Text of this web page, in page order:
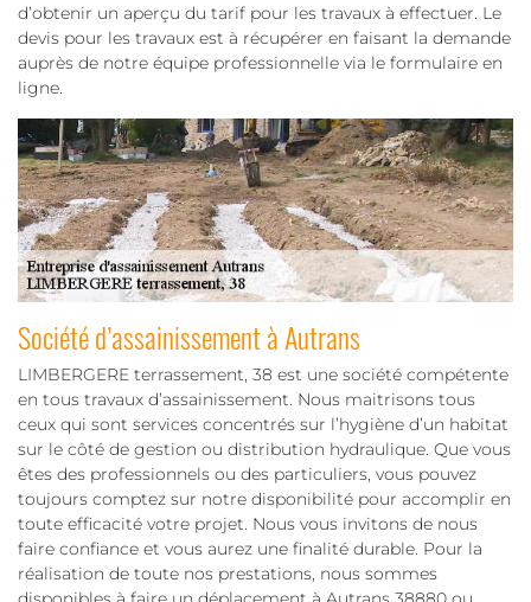
d’obtenir un aperçu du tarif pour les travaux à effectuer. Le
devis pour les travaux est à récupérer en faisant la demande
auprès de notre équipe professionnelle via le formulaire en
ligne.
Société d’assainissement à Autrans
LIMBERGERE terrassement, 38 est une société compétente
en tous travaux d’assainissement. Nous maitrisons tous
ceux qui sont services concentrés sur l’hygiène d’un habitat
sur le côté de gestion ou distribution hydraulique. Que vous
êtes des professionnels ou des particuliers, vous pouvez
toujours comptez sur notre disponibilité pour accomplir en
toute efficacité votre projet. Nous vous invitons de nous
faire confiance et vous aurez une finalité durable. Pour la
réalisation de toute nos prestations, nous sommes